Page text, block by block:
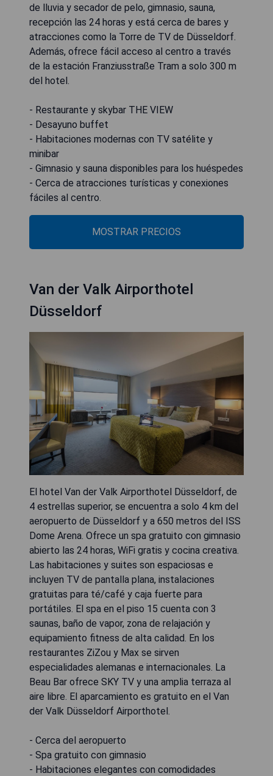
de lluvia y secador de pelo, gimnasio, sauna,
recepción las 24 horas y está cerca de bares y
atracciones como la Torre de TV de Düsseldorf.
Además, ofrece fácil acceso al centro a través
de la estación Franziusstraße Tram a solo 300 m
del hotel.
- Restaurante y skybar THE VIEW
- Desayuno buffet
- Habitaciones modernas con TV satélite y
minibar
- Gimnasio y sauna disponibles para los huéspedes
- Cerca de atracciones turísticas y conexiones
fáciles al centro.
MOSTRAR PRECIOS
Van der Valk Airporthotel
Düsseldorf
El hotel Van der Valk Airporthotel Düsseldorf, de
4 estrellas superior, se encuentra a solo 4 km del
aeropuerto de Düsseldorf y a 650 metros del ISS
Dome Arena. Ofrece un spa gratuito con gimnasio
abierto las 24 horas, WiFi gratis y cocina creativa.
Las habitaciones y suites son espaciosas e
incluyen TV de pantalla plana, instalaciones
gratuitas para té/café y caja fuerte para
portátiles. El spa en el piso 15 cuenta con 3
saunas, baño de vapor, zona de relajación y
equipamiento fitness de alta calidad. En los
restaurantes ZiZou y Max se sirven
especialidades alemanas e internacionales. La
Beau Bar ofrece SKY TV y una amplia terraza al
aire libre. El aparcamiento es gratuito en el Van
der Valk Düsseldorf Airporthotel.
- Cerca del aeropuerto
- Spa gratuito con gimnasio
- Habitaciones elegantes con comodidades